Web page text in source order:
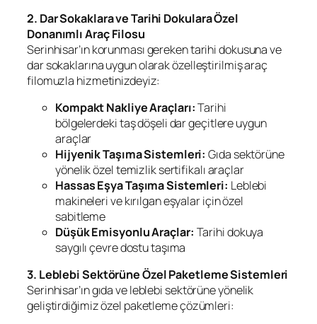
2. Dar Sokaklara ve Tarihi Dokulara Özel
Donanımlı Araç Filosu
Serinhisar’ın korunması gereken tarihi dokusuna ve
dar sokaklarına uygun olarak özelleştirilmiş araç
filomuzla hizmetinizdeyiz:
Kompakt Nakliye Araçları:Tarihi
bölgelerdeki taş döşeli dar geçitlere uygun
araçlar
Hijyenik Taşıma Sistemleri: Gıda sektörüne
yönelik özel temizlik sertifikalı araçlar
Hassas Eşya Taşıma Sistemleri: Leblebi
makineleri ve kırılgan eşyalar için özel
sabitleme
Düşük Emisyonlu Araçlar: Tarihi dokuya
saygılı çevre dostu taşıma
3. Leblebi Sektörüne Özel Paketleme Sistemleri
Serinhisar’ın gıda ve leblebi sektörüne yönelik
geliştirdiğimiz özel paketleme çözümleri: